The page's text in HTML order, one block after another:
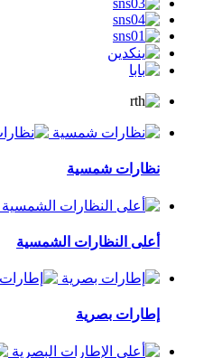
نظارات شمسية
أعلى النظارات الشمسية
إطارات بصرية